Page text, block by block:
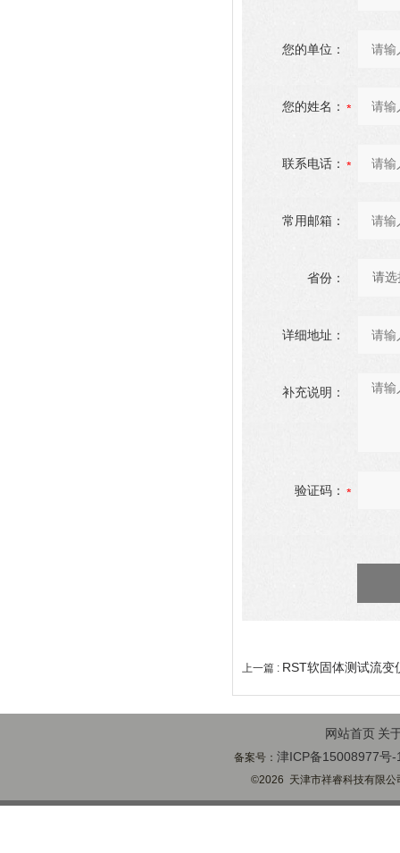
您的单位：
您的姓名：
联系电话：
常用邮箱：
省份：
详细地址：
补充说明：
验证码：
上一篇 : RST软固体测试流变
网站首页 关
备案号：津ICP备15008977号-
©2026 天津市祥睿科技有限公